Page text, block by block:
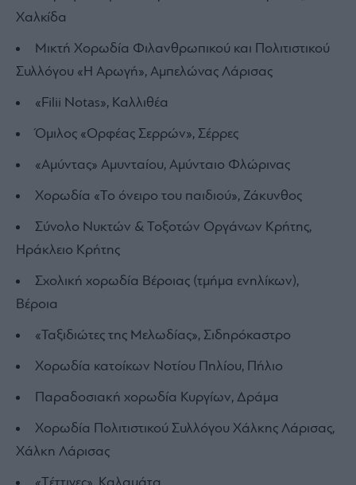
Χαλκίδα
Μικτή Χορωδία Φιλανθρωπικού και Πολιτιστικού
Συλλόγου «Η Αρωγή», Αμπελώνας Λάρισας
«Filii Notas», Καλλιθέα
Όμιλος «Ορφέας Σερρών», Σέρρες
«Αμύντας» Αμυνταίου, Αμύνταιο Φλώρινας
Χορωδία «Το όνειρο του παιδιού», Ζάκυνθος
Σύνολο Νυκτών & Τοξοτών Οργάνων Κρήτης,
Ηράκλειο Κρήτης
Σχολική χορωδία Βέροιας (τμήμα ενηλίκων),
Βέροια
«Ταξιδιώτες της Μελωδίας», Σιδηρόκαστρο
Χορωδία κατοίκων Νοτίου Πηλίου, Πήλιο
Παραδοσιακή χορωδία Κυργίων, Δράμα
Χορωδία Πολιτιστικού Συλλόγου Χάλκης Λάρισας,
Χάλκη Λάρισας